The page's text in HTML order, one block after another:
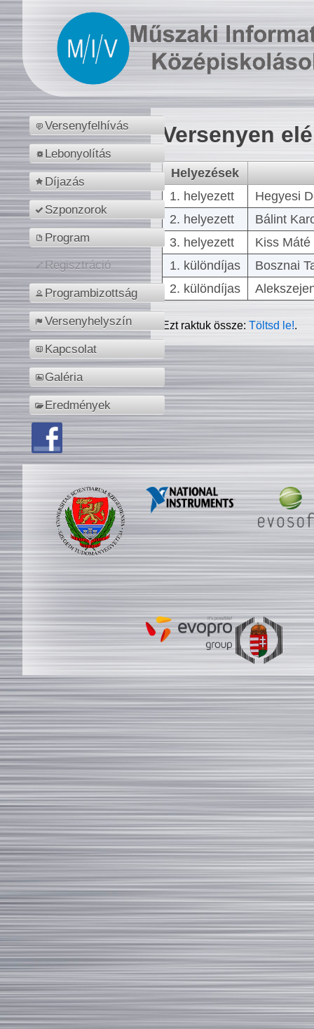
Versenyfelhívás
Lebonyolítás
Díjazás
Szponzorok
Program
Regisztráció
Programbizottság
Versenyhelyszín
Kapcsolat
Galéria
Eredmények
Versenyen
Helyezések
1. helyezett
Hegyesi
2. helyezett
Bálint
3. helyezett
Kiss
1. különdíjas
Bosznai
2. különdíjas
Ezt raktuk össze:Töltsd le!.